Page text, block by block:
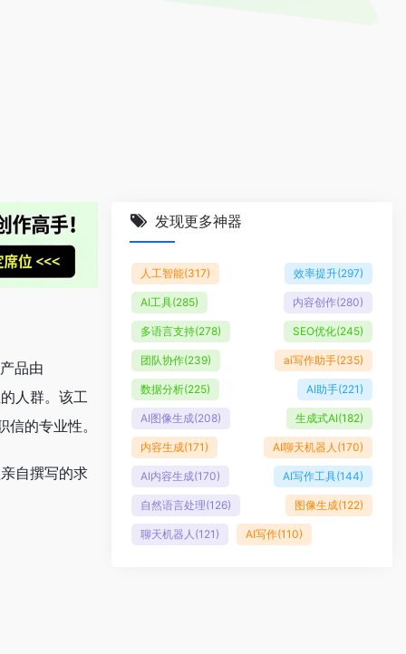
品由
人群。该工
的专业性。
自撰写的求
发现更多神器
人工智能(317) 效率提升(297)
AI工具(285) 内容创作(280)
多语言支持(278) SEO优化(245)
团队协作(239) ai写作助手(235)
数据分析(225) AI助手(221)
AI图像生成(208) 生成式AI(182)
内容生成(171) AI聊天机器人 (170)
AI内容生成(170) AI写作工具(144)
自然语言处理(126) 图像生成(122)
聊天机器人 (121) AI写作(110)